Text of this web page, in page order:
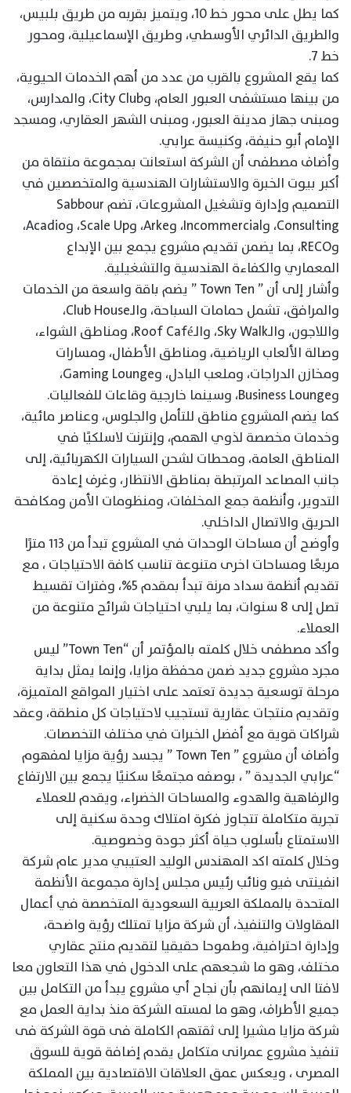
كما يطل على محور خط 10، ويتميز بقربه من طريق بلبيس،
والطريق الدائري الأوسطي، وطريق الإسماعيلية، ومحور
خط 7.
كما يقع المشروع بالقرب من عدد من أهم الخدمات الحيوية،
من بينها مستشفى العبور العام، وCity Club، والمدارس،
ومبنى جهاز مدينة العبور، ومبنى الشهر العقاري، ومسجد
الإمام أبو حنيفة، وكنيسة عرابي.
وأضاف مصطفى أن الشركة استعانت بمجموعة منتقاة من
أكبر بيوت الخبرة والاستشارات الهندسية والمتخصصين في
التصميم وإدارة وتشغيل المشروعات، تضم Sabbour
Consulting، وIncommercial، وArke، وScale Up، وAcadio،
وRECO، بما يضمن تقديم مشروع يجمع بين الإبداع
المعماري والكفاءة الهندسية والتشغيلية.
وأشار إلى أن ” Town Ten ” يضم باقة واسعة من الخدمات
والمرافق، تشمل حمامات السباحة، والـClub House،
واللاجون، والـSky Walk، والـRoof Café، ومناطق الشواء،
وصالة الألعاب الرياضية، ومناطق الأطفال، ومسارات
ومخازن الدراجات، وملعب البادل، وGaming Lounge،
وBusiness Lounge، وسينما خارجية وقاعات للفعاليات.
كما يضم المشروع مناطق للتأمل والجلوس، وعناصر مائية،
وخدمات مخصصة لذوي الهمم، وإنترنت لاسلكيًا في
المناطق العامة، ومحطات لشحن السيارات الكهربائية، إلى
جانب المصاعد المرتبطة بمناطق الانتظار، وغرف إعادة
التدوير، وأنظمة جمع المخلفات، ومنظومات الأمن ومكافحة
الحريق والاتصال الداخلي.
وأوضح أن مساحات الوحدات في المشروع تبدأ من ١١٣ مترًا
مربعًا ومساحات اخرى متنوعة تناسب كافة الاحتياجات ، مع
تقديم أنظمة سداد مرنة تبدأ بمقدم 5%، وفترات تقسيط
تصل إلى 8 سنوات، بما يلبي احتياجات شرائح متنوعة من
العملاء.
وأكد مصطفى خلال كلمته بالمؤتمر أن “Town Ten” ليس
مجرد مشروع جديد ضمن محفظة مزايا، وإنما يمثل بداية
مرحلة توسعية جديدة تعتمد على اختيار المواقع المتميزة،
وتقديم منتجات عقارية تستجيب لاحتياجات كل منطقة، وعقد
شراكات قوية مع أفضل الخبرات في مختلف التخصصات.
وأضاف أن مشروع ” Town Ten ” يجسد رؤية مزايا لمفهوم
“عرابي الجديدة ” ، بوصفه مجتمعًا سكنيًا يجمع بين الارتفاع
والرفاهية والهدوء والمساحات الخضراء، ويقدم للعملاء
تجربة متكاملة تتجاوز فكرة امتلاك وحدة سكنية إلى
الاستمتاع بأسلوب حياة أكثر جودة وخصوصية.
وخلال كلمته اكد المهندس الوليد العتيبي مدير عام شركة
انفينتى فيو ونائب رئيس مجلس إدارة مجموعة الأنظمة
المتحدة بالمملكة العربية السعودية المتخصصة في أعمال
المقاولات والتنفيذ، أن شركة مزايا تمتلك رؤية واضحة،
وإدارة احترافية، وطموحا حقيقيا لتقديم منتج عقاري
مختلف، وهو ما شجعهم على الدخول في هذا التعاون معا
لافتا الى إيمانهم بأن نجاح أي مشروع يبدأ من التكامل بين
جميع الأطراف، وهو ما لمسته الشركة منذ بداية العمل مع
شركة مزايا مشيرا إلى ثقتهم الكاملة فى قوة الشركة فى
تنفيذ مشروع عمرانى متكامل يقدم إضافة قوية للسوق
المصرى ، ويعكس عمق العلاقات الاقتصادية بين المملكة